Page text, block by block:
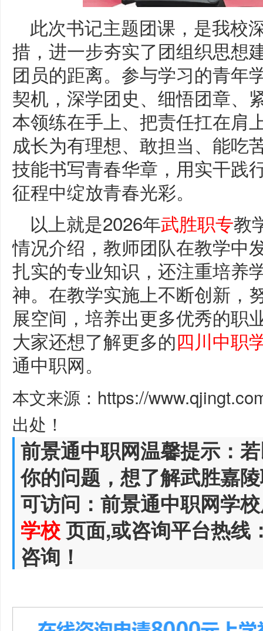
此次书记主题团课，是我校
措，进一步夯实了团组织思想
团员的距离。参与学习的青年
契机，深学团史、细悟团章、
本领练在手上、把责任扛在肩
成长为有理想、敢担当、能吃
技能书写青春华章，用实干践
征程中绽放青春光彩。
以上就是2026年武胜职专教
情况介绍，教师团队在教学中
扎实的专业知识，还注重培养
神。在教学实施上不断创新，
展空间，培养出更多优秀的职
大家还想了解更多的四川中职
通中职网。
本文来源：https://
出处！
前景通中职网温馨提示：
你的问题，想了解武胜嘉
可访问：前景通中职网学
学校页面,或咨询平台热线
咨询！